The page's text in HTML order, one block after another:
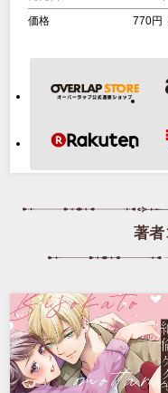
価格 770円
著者